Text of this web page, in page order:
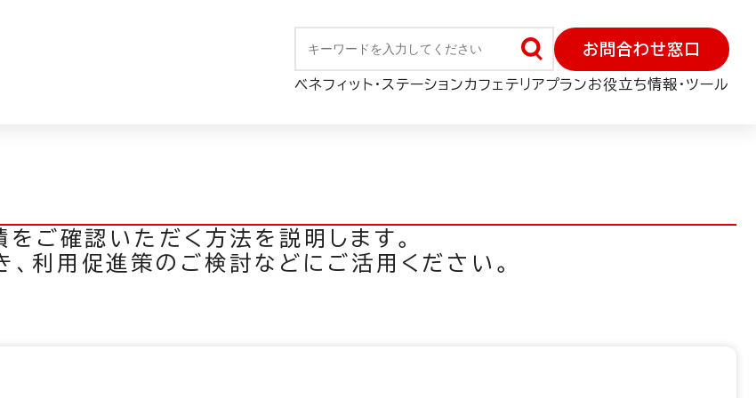
お問合わせ窓口
ベネフィット・ステーションカフェテリアプランお役立ち情報・ツール
ご確認いただく方法を説明します。
利用促進策のご検討などにご活用ください。